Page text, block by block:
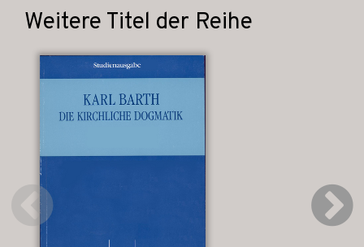
Weitere Titel der Reihe